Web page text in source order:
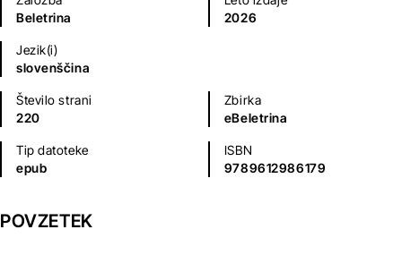
Beletrina
2026
Jezik(i)
slovenščina
Število strani
220
Zbirka
eBeletrina
Tip datoteke
epub
ISBN
9789612986179
POVZETEK